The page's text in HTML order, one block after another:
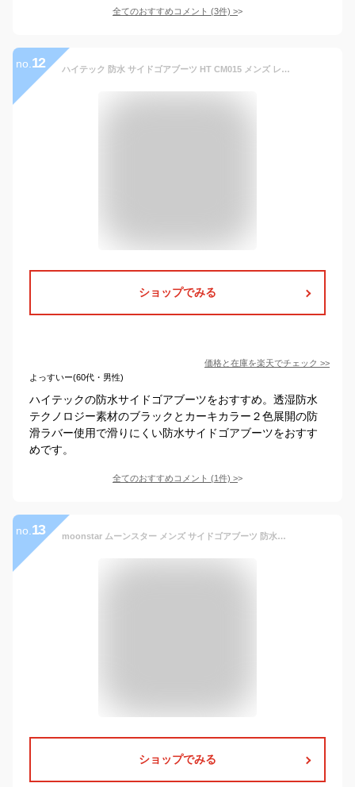
全てのおすすめコメント (3件) >
no. 12 ハイテック 防水 サイドゴアブーツ HT CM015 メンズ レディース HI-TEC WOLK CHELSEA WP
ショップでみる
価格と在庫を楽天でチェック >>
よっすいー(60代・男性)
ハイテックの防水サイドゴアブーツをおすすめ。透湿防水
テクノロジー素材のブラックとカーキカラー２色展開の防
滑ラバー使用で滑りにくい防水サイドゴアブーツをおすす
めです。
全てのおすすめコメント (1件) >
no. 13 moonstar ムーンスター メンズ サイドゴアブーツ 防水透湿 滑りにくい 幅広3E 積寒地対応 ガラス繊維配合ソール ウィンターシューズ SPH8966CSR スエードブラウン ブーツ レインシューズ カジュアル サイドゴア 防水・耐水シューズ
ショップでみる